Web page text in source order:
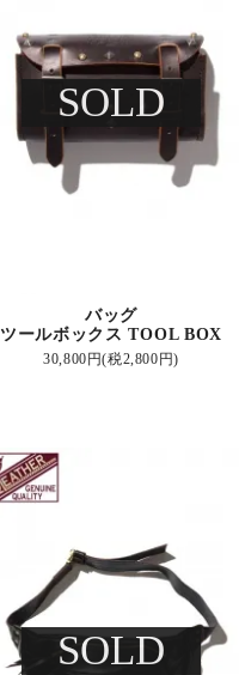
SOLD
バッグ
ツールボックス TOOL BOX
30,800円(税2,800円)
SOLD